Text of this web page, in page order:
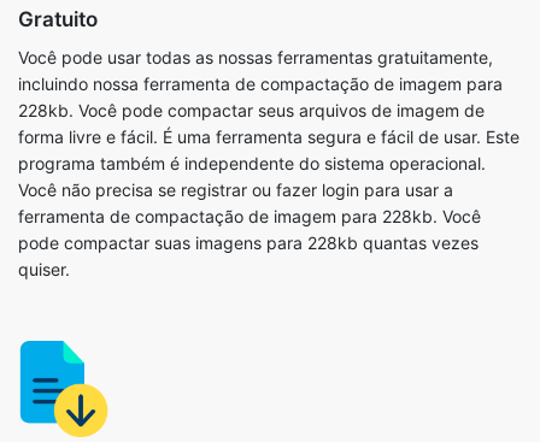
228kb. Você pode compactar seus arquivos de imagem de
programa também é independente do sistema operacional.
Você não precisa se registrar ou fazer login para usar a
ferramenta de compactação de imagem para 228kb. Você
pode compactar suas imagens para 228kb quantas vezes
quiser.
Sem download adicional
Criamos nossa ferramenta de compactação de imagem para